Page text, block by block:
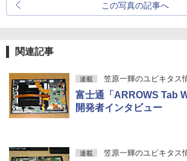
この写真の記事へ
関連記事
連載 笠原一輝のユビキタス
富士通「ARROWS Tab
開発者インタビュー
連載 笠原一輝のユビキタス